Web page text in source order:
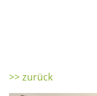
>> zurück